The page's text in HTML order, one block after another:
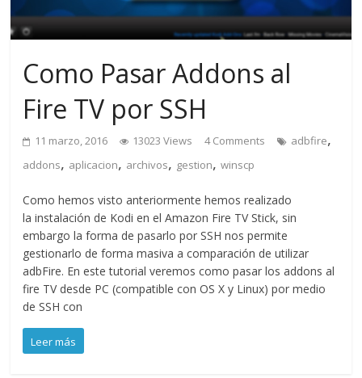
Como Pasar Addons al
Fire TV por SSH
11 marzo, 2016 13023 Views 4 Comments adbfire,
addons, aplicacion, archivos, gestion,winscp
Como hemos visto anteriormente hemos realizado
la instalación de Kodi en el Amazon Fire TV Stick, sin
embargo la forma de pasarlo por SSH nos permite
gestionarlo de forma masiva a comparación de utilizar
adbFire. En este tutorial veremos como pasar los addons al
fire TV desde PC (compatible con OS X y Linux) por medio
de SSH con
Leer más